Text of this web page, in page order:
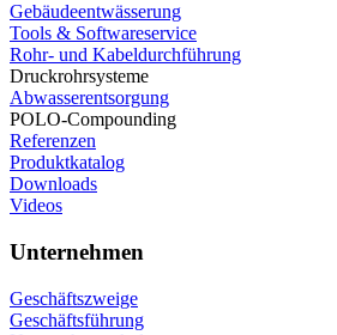
Gebäudeentwässerung
Tools & Softwareservice
Rohr- und Kabeldurchführung
Druckrohrsysteme
Abwasserentsorgung
POLO-Compounding
Referenzen
Produktkatalog
Downloads
Videos
Unternehmen
Geschäftszweige
Geschäftsführung